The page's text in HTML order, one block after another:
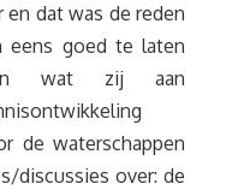
en dat was de reden
eens goed te laten
wat zij aan
de waterschappen
discussies over: de